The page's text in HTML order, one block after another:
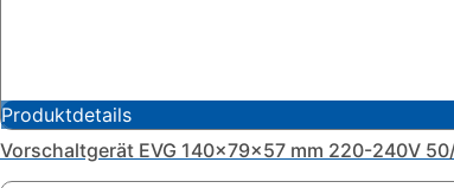
Produktdetails
Vorschaltgerät EVG 140x79x57 mm 220-240V